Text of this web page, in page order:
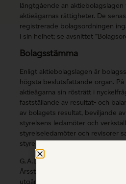
långtgående an
aktieägarnas rättigheter. De
registrerade bolagsordningen
i sin helhet; se avsnittet
Bolagsstämma
Enligt aktiebolagslagen är
högsta beslutsfattande organ.
aktieägarna sin rösträtt i
fastställande av resultat- och
av bolagets resultat, beviljande
styrelsens ledamöter och
styrelseledamöter och revisorer
styrelse och revisorerna.
G.A.D:s årsstämmor hålls i Visby
Årsstämman måste hållas inom
utgången av räkenskapsåret.